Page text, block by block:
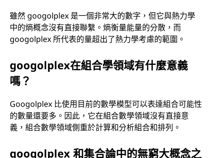
雖然 googolplex 是一個非常大的數字，但它與熱力學
中的熵概念沒有直接聯繫。熵衡量能量的分散，而
googolplex 所代表的量超出了熱力學考慮的範圍。
googolplex在組合學領域有什麼意義
嗎？
Googolplex 比使用目前的數學模型可以表達組合可能性
的數量還要多。因此，它在組合數學領域沒有直接意
義，組合數學領域側重於計算和分析組合和排列。
googolplex 和集合論中的無窮大概念之